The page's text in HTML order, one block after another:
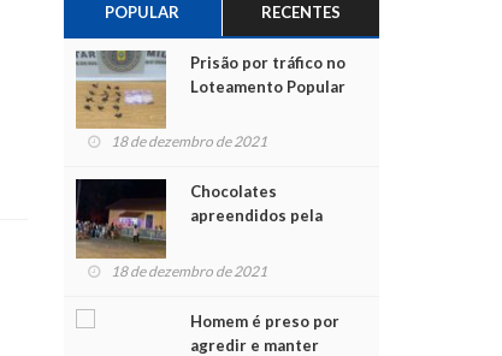
POPULAR RECENTES
Prisão por tráfico no
Loteamento Popular
18 de dezembro de 2021
Chocolates
apreendidos pela
para crianças na
18 de dezembro de 2021
Homem é preso por
agredir e manter